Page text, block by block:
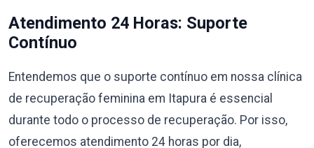
Atendimento 24 Horas: Suporte
Contínuo
Entendemos que o suporte contínuo em nossa clínica
de recuperação feminina em Itapura é essencial
durante todo o processo de recuperação. Por isso,
oferecemos atendimento 24 horas por dia,